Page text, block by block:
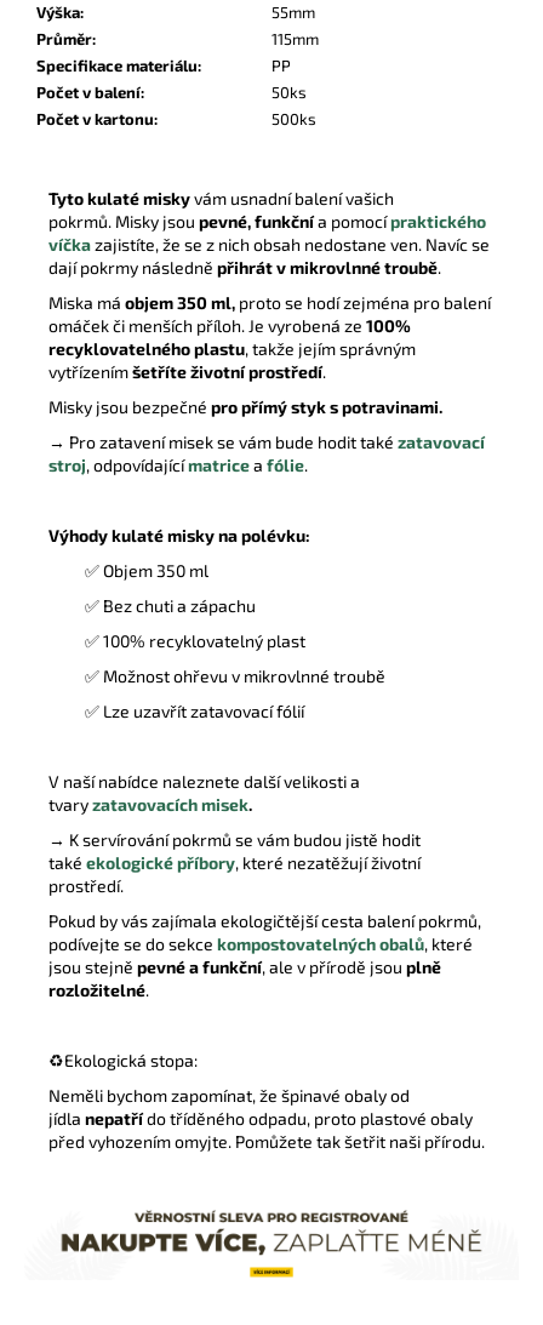
Tyto kulaté miskyvám usnadní balení vašich
pokrmů. Misky jsou pevné, funkčnía pomocípraktického
víčkazajistíte, že se z nich obsah nedostane ven. Navíc se
dají pokrmy následně přihrát v mikrovlnné troubě.
Miska má objem 350 ml, proto se hodí zejména pro balení
omáček či menších příloh. Je vyrobená ze 100%
recyklovatelného plastu, takže jejím správným
vytřízenímšetříte životní prostředí.
Misky jsou bezpečné pro přímý styk s potravinami.
→ Pro zatavení misek se vám bude hodit také zatavovací
stroj, odpovídajícímatricea fólie.
Výhody kulaté misky na polévku:
✅ Objem 350 ml
✅ Bez chuti a zápachu
✅ 100% recyklovatelný plast
✅ Možnost ohřevu v mikrovlnné troubě
✅ Lze uzavřít zatavovací fólií
V naší nabídce naleznete další velikosti a
tvaryzatavovacích misek.
→ K servírování pokrmů se vám budou jistě hodit
také ekologické příbory, které nezatěžují životní
prostředí.
Pokud by vás zajímala ekologičtější cesta balení pokrmů,
podívejte se do sekce kompostovatelných obalů, které
jsou stejně pevné a funkční, ale v přírodě jsou plně
rozložitelné.
♻️Ekologická stopa:
Neměli bychom zapomínat, že špinavé obaly od
jídla nepatřído tříděného odpadu, proto plastové obaly
před vyhozením omyjte. Pomůžete tak šetřit naši přírodu.
Výška:
55mm
Průměr:
115mm
Specifikace materiálu:
PP
Počet v balení:
50ks
Počet v kartonu: 500ks